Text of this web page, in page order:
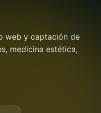
web y captación de
medicina estética,